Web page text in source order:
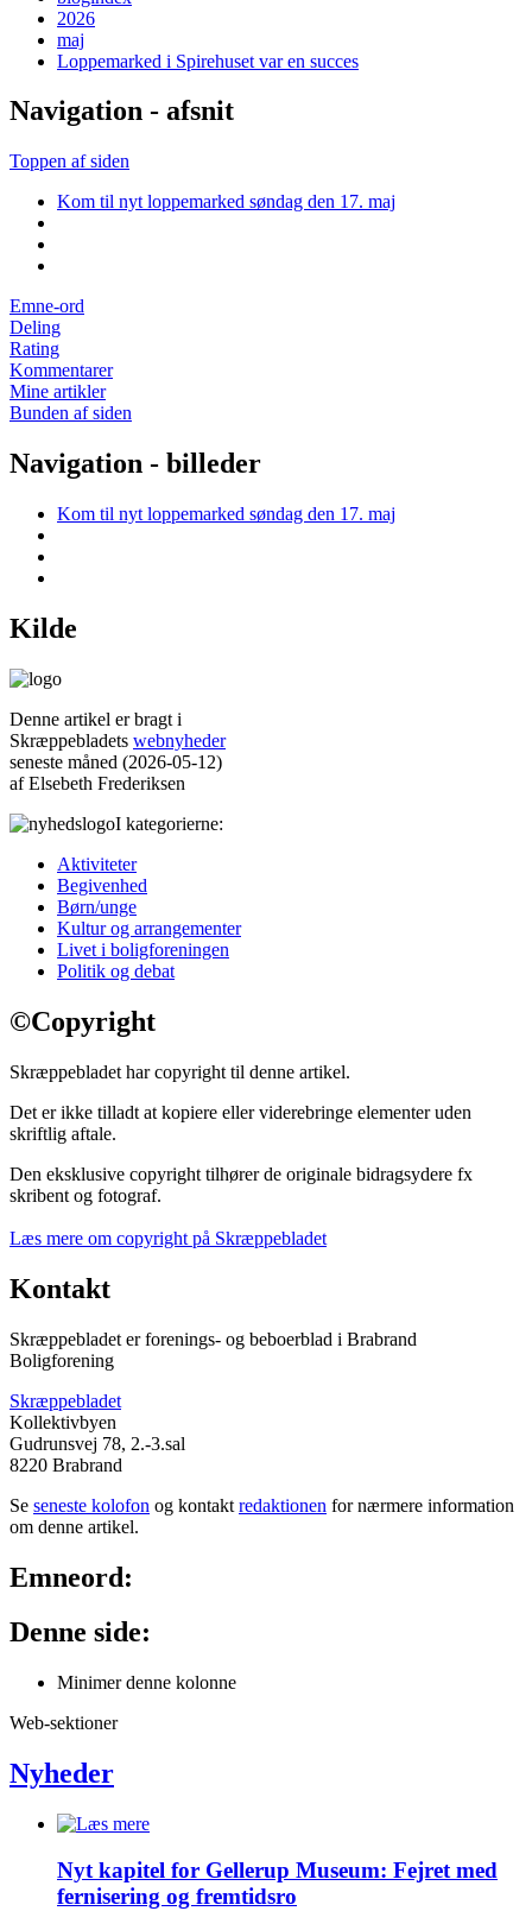
2026
maj
Loppemarked i Spirehuset var en succes
Navigation - afsnit
Toppen af siden
Kom til nyt loppemarked søndag den 17. maj
Emne-ord
Deling
Rating
Kommentarer
Mine artikler
Bunden af siden
Navigation - billeder
Kom til nyt loppemarked søndag den 17. maj
Kilde
Denne artikel er bragt i
Skræppebladets webnyheder
seneste måned (2026-05-12)
af Elsebeth Frederiksen
I kategorierne:
Aktiviteter
Begivenhed
Børn/unge
Kultur og arrangementer
Livet i bolig­foreningen
Politik og debat
©Copyright
Skræppebladet har copyright til denne artikel.
Det er ikke tilladt at kopiere eller viderebringe elementer uden
skriftlig aftale.
Den eksklusive copyright tilhører de originale bidragsydere fx
skribent og fotograf.
Læs mere om copyright på Skræppebladet
Kontakt
Skræppebladet er forenings- og beboerblad i Brabrand
Boligforening
Skræppebladet
Kollektivbyen
Gudrunsvej 78, 2.-3.sal
8220 Brabrand
Se seneste kolofon og kontakt redaktionen for nærmere information
om denne artikel.
Emneord:
Denne side:
Minimer denne kolonne
Web-sektioner
Nyheder
Nyt kapitel for Gellerup Museum: Fejret med
fernisering og fremtidsro